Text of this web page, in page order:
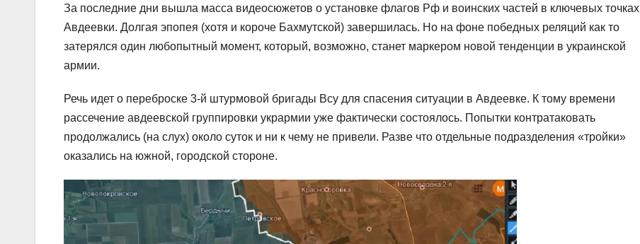
За последние дни вышла масса видеосюжетов о установке флагов Рф и воинских частей в ключевых точках
Авдеевки. Долгая эпопея (хотя и короче Бахмутской) завершилась. Но на фоне победных реляций как то
затерялся один любопытный момент, который, возможно, станет маркером новой тенденции в украинской
армии.
Речь идет о переброске 3-й штурмовой бригады Всу для спасения ситуации в Авдеевке. К тому времени
рассечение авдеевской группировки укрармии уже фактически состоялось. Попытки контратаковать
продолжались (на слух) около суток и ни к чему не привели. Разве что отдельные подразделения «тройки»
оказались на южной, городской стороне.